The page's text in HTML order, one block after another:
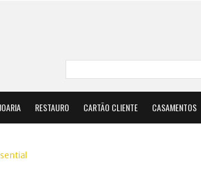
RESTAURO CARTÃO CLIENTE CASAMENTOS